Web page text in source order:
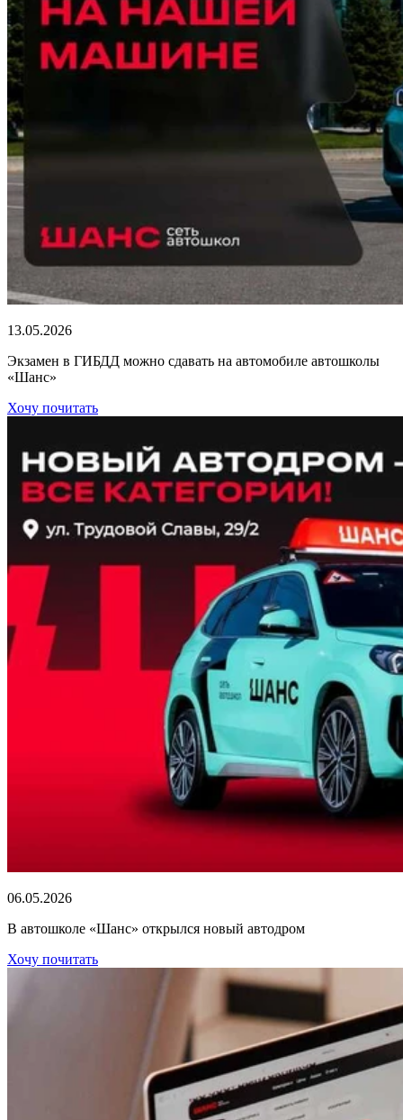
13.05.2026
Экзамен в ГИБДД можно сдавать на автомобиле автошколы
«Шанс»
Хочу почитать
06.05.2026
В автошколе «Шанс» открылся новый автодром
Хочу почитать